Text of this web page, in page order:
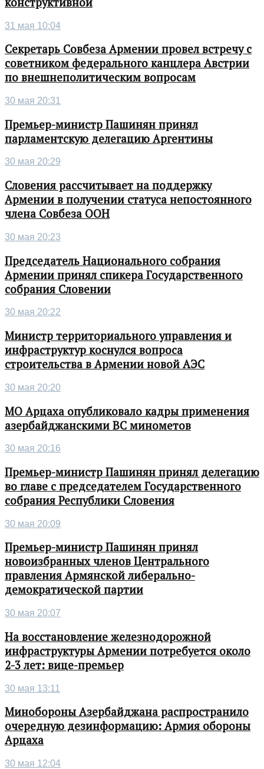
31 мая 10:04
Секретарь Совбеза Армении провел встречу с
советником федерального канцлера Австрии
по внешнеполитическим вопросам
30 мая 20:31
Премьер-министр Пашинян принял
парламентскую делегацию Аргентины
30 мая 20:29
Словения рассчитывает на поддержку
Армении в получении статуса непостоянного
члена Совбеза ООН
30 мая 20:23
Председатель Национального собрания
Армении принял спикера Государственного
собрания Словении
30 мая 20:22
Министр территориального управления и
инфраструктур коснулся вопроса
строительства в Армении новой АЭС
30 мая 20:20
МО Арцаха опубликовало кадры применения
азербайджанскими ВС минометов
30 мая 20:16
Премьер-министр Пашинян принял делегацию
во главе с председателем Государственного
собрания Республики Словения
30 мая 20:09
Премьер-министр Пашинян принял
новоизбранных членов Центрального
правления Армянской либерально-
демократической партии
30 мая 20:07
На восстановление железнодорожной
инфраструктуры Армении потребуется около
2-3 лет: вице-премьер
30 мая 13:11
Минобороны Азербайджана распространило
очередную дезинформацию: Армия обороны
Арцаха
30 мая 12:04